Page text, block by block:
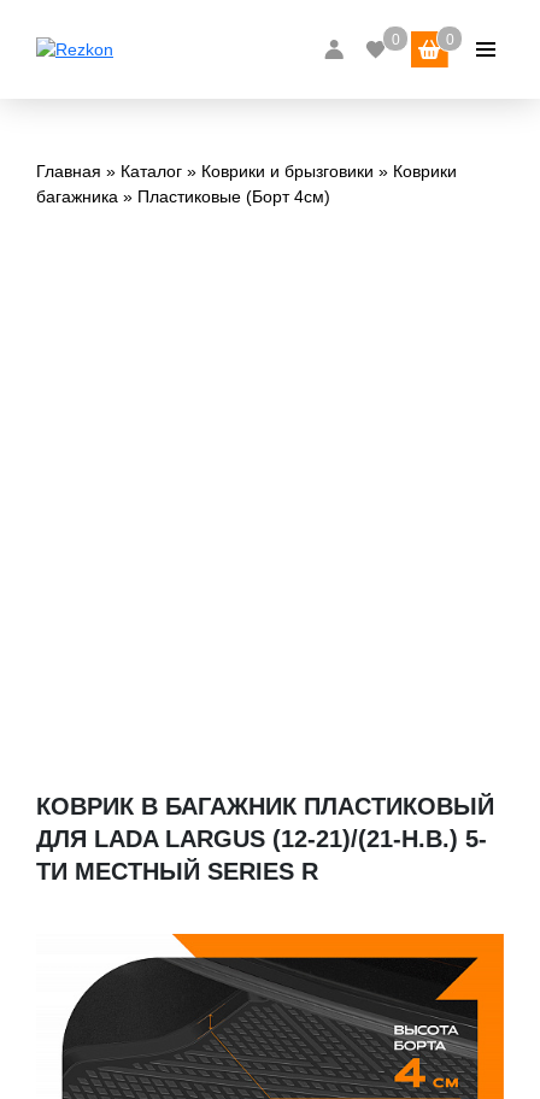
Главная Каталог Коврики и брызговики
Коврики
багажника
Пластиковые (Борт 4см)
КОВРИК В БАГАЖНИК ПЛАСТИКОВЫЙ
ДЛЯ LADA LARGUS (12-21)/(21-Н.В.) 5-
ТИ МЕСТНЫЙ SERIES R